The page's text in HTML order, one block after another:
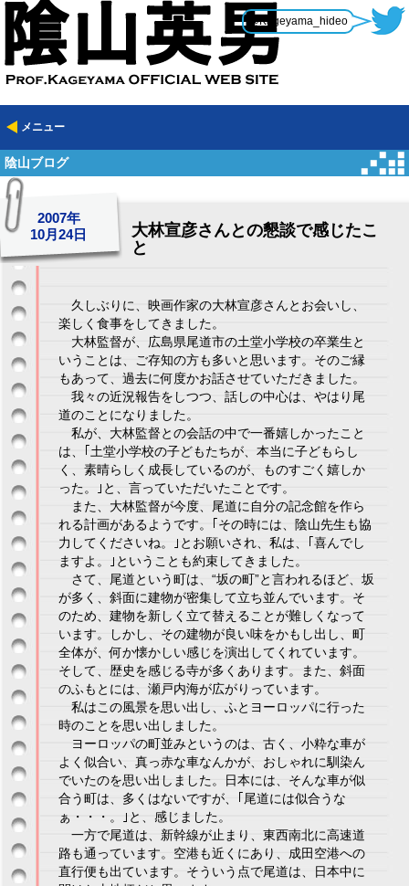
@Kageyama_hideo
メニュー
陰山ブログ
大林宣彦さんとの懇談で感じたこ
と
2007年
10月24日
久しぶりに、映画作家の大林宣彦さんとお会いし、
楽しく食事をしてきました。
大林監督が、広島県尾道市の土堂小学校の卒業生と
いうことは、ご存知の方も多いと思います。そのご縁
もあって、過去に何度かお話させていただきました。
我々の近況報告をしつつ、話しの中心は、やはり尾
道のことになりました。
私が、大林監督との会話の中で一番嬉しかったこと
は、｢土堂小学校の子どもたちが、本当に子どもらし
く、素晴らしく成長しているのが、ものすごく嬉しか
った。｣と、言っていただいたことです。
また、大林監督が今度、尾道に自分の記念館を作ら
れる計画があるようです。｢その時には、陰山先生も協
力してくださいね。｣とお願いされ、私は、｢喜んでし
ますよ。｣ということも約束してきました。
さて、尾道という町は、“坂の町”と言われるほど、坂
が多く、斜面に建物が密集して立ち並んでいます。そ
のため、建物を新しく立て替えることが難しくなって
います。しかし、その建物が良い味をかもし出し、町
全体が、何か懐かしい感じを演出してくれています。
そして、歴史を感じる寺が多くあります。また、斜面
のふもとには、瀬戸内海が広がりっています。
私はこの風景を思い出し、ふとヨーロッパに行った
時のことを思い出しました。
ヨーロッパの町並みというのは、古く、小粋な車が
よく似合い、真っ赤な車なんかが、おしゃれに馴染ん
でいたのを思い出しました。日本には、そんな車が似
合う町は、多くはないですが、｢尾道には似合うな
ぁ・・・。｣と、感じました。
一方で尾道は、新幹線が止まり、東西南北に高速道
路も通っています。空港も近くにあり、成田空港への
直行便も出ています。そういう点で尾道は、日本中に